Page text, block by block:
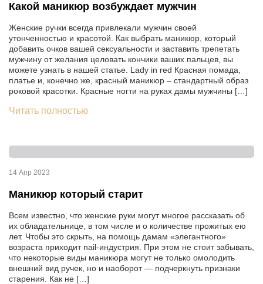
Какой маникюр возбуждает мужчин
Женские ручки всегда привлекали мужчин своей
утонченностью и красотой. Как выбрать маникюр, который
добавить очков вашей сексуальности и заставить трепетать
мужчину от желания целовать кончики ваших пальцев, вы
можете узнать в нашей статье. Lady in red Красная помада,
платье и, конечно же, красный маникюр – стандартный образ
роковой красотки. Красные ногти на руках дамы мужчины […]
Читать полностью
14 Апр 2023
Маникюр который старит
Всем известно, что женские руки могут многое рассказать об
их обладательнице, в том числе и о количестве прожитых ею
лет. Чтобы это скрыть, на помощь дамам «элегантного»
возраста приходит nail-индустрия. При этом не стоит забывать,
что некоторые виды маникюра могут не только омолодить
внешний вид ручек, но и наоборот — подчеркнуть признаки
старения. Как не […]